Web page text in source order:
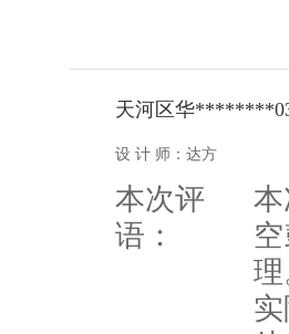
天河区华
设 计 师：达方
本次评
语：